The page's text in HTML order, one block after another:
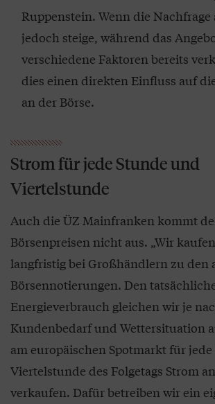
Ruppenstein. Wenn die Nachfrage
jedoch steige, während das
verschiedene Faktoren bereits
dies einen direkten Einfluss auf
an der Börse.
Strom für jede Stunde und
Viertelstunde
Auch die ÜZ Mainfranken kommt
Börsenpreisen nicht aus. „Wir
langfristig bei Großhändlern zu den
Börsennotierungen. Den
Energieverbrauch gleichen wir je
Kundenbedarf und Wettersituation
am europäischen Spotmarkt für
Viertelstunde des Folgetags Strom
verkaufen. Dafür betreiben wir ein